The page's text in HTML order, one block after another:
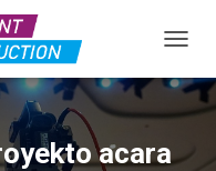
acara